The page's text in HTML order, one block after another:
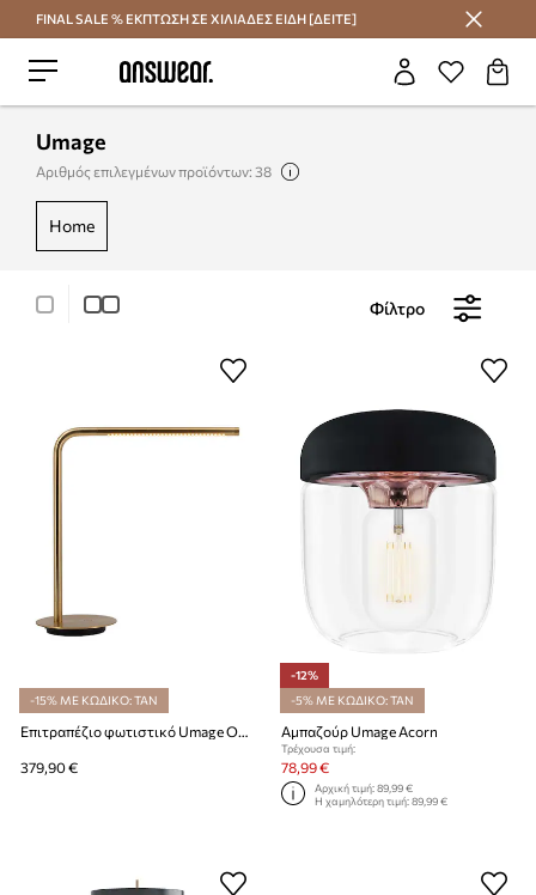
Εξοικονομήστε με το Answear Club
FINAL SALE % ΕΚΠΤΩΣΗ ΣΕ ΧΙΛΙΑΔΕΣ ΕΙΔΗ [ΔΕΙΤΕ]
Umage
Αριθμός επιλεγμένων προϊόντων: 38
home
Φίλτρο
-15% ΜΕ ΚΩΔΙΚΟ: TAN
379,90 €
-12%
-5% ΜΕ ΚΩΔΙΚΟ: TAN
Αμπαζούρ Umage Acorn
Τρέχουσα τιμή:
78,99 €
Αρχική τιμή:89,99 €
Η χαμηλότερη τιμή:89,99 €